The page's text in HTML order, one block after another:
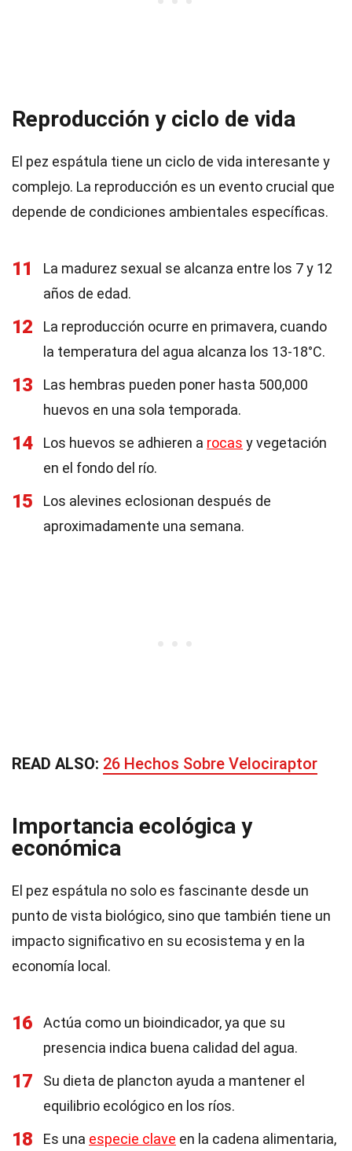
Reproducción y ciclo de vida
El pez espátula tiene un ciclo de vida interesante y
complejo. La reproducción es un evento crucial que
depende de condiciones ambientales específicas.
11
La madurez sexual se alcanza entre los 7 y 12
años de edad.
12
La reproducción ocurre en primavera, cuando
la temperatura del agua alcanza los 13-18°C.
13
Las hembras pueden poner hasta 500,000
huevos en una sola temporada.
14 Los huevos se adhieren a rocas y vegetación
en el fondo del río.
15
Los alevines eclosionan después de
aproximadamente una semana.
READ ALSO: 26 Hechos Sobre Velociraptor
Importancia ecológica y
económica
El pez espátula no solo es fascinante desde un
punto de vista biológico, sino que también tiene un
impacto significativo en su ecosistema y en la
economía local.
16
Actúa como un bioindicador, ya que su
presencia indica buena calidad del agua.
17
Su dieta de plancton ayuda a mantener el
equilibrio ecológico en los ríos.
18 Es una especie clave en la cadena alimentaria,